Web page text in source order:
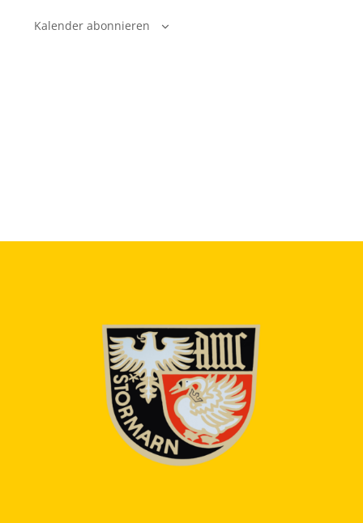
Kalender abonnieren